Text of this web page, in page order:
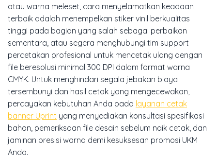
atau warna meleset, cara menyelamatkan keadaan
terbaik adalah menempelkan stiker vinil berkualitas
tinggi pada bagian yang salah sebagai perbaikan
sementara, atau segera menghubungi tim support
percetakan profesional untuk mencetak ulang dengan
file beresolusi minimal 300 DPI dalam format warna
CMYK. Untuk menghindari segala jebakan biaya
tersembunyi dan hasil cetak yang mengecewakan,
percayakan kebutuhan Anda pada layanan cetak
banner Uprint yang menyediakan konsultasi spesifikasi
bahan, pemeriksaan file desain sebelum naik cetak, dan
jaminan presisi warna demi kesuksesan promosi UKM
Anda.